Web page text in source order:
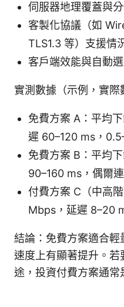
伺服器地理覆蓋與
客製化協議（如
TLS1.3 等）支援情
客戶端效能與自動
實測數據（示例，實際
免費方案 A：平均
遲 60–120 ms，
免費方案 B：平均
90–160 ms，偶爾
付費方案 C（中高
Mbps，延遲 8–20
結論：免費方案適合
速度上有顯著提升。若
途，投資付費方案通常